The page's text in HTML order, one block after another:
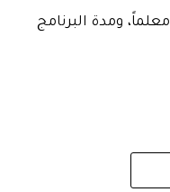
وذلك تماشياً مع رؤية المملكة 2030، وسيبدأ البرنامج بابتعاث أول دفعة ويبلغ عددها 1020 معلماً، ومدة البرنامج